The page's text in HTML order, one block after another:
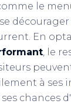
le
En
, le
à ses
chances